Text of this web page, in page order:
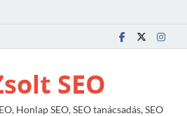
SEO
Honlap SEO, SEO tanácsadás, SEO